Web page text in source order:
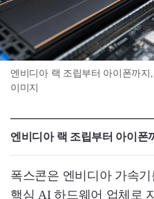
엔비디아 랙 조립부터 아이폰까
이미지
엔비디아 랙 조립부터 아이폰
폭스콘은 엔비디아 가속
핵심 AI 하드웨어 업체로